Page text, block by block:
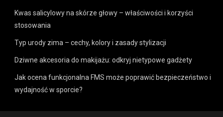
Kwas salicylowy na skórze głowy – właściwości i korzyści
stosowania
Typ urody zima – cechy, kolory i zasady stylizacji
Dziwne akcesoria do makijażu: odkryj nietypowe gadżety
Jak ocena funkcjonalna FMS może poprawić bezpieczeństwo i
wydajność w sporcie?